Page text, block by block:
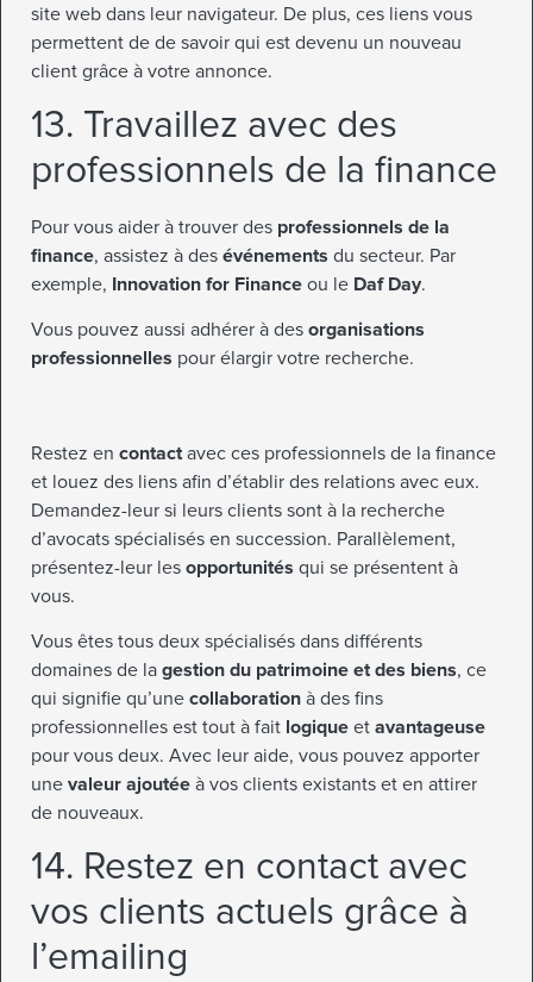
site web dans leur navigateur. De plus, ces liens vous
permettent de de savoir qui est devenu un nouveau
client grâce à votre annonce.
13. Travaillez avec des
professionnels de la finance
Pour vous aider à trouver des professionnels de la
finance, assistez à des événements du secteur. Par
exemple, Innovation for Finance ou le Daf Day.
Vous pouvez aussi adhérer à des organisations
professionnelles pour élargir votre recherche.
Restez en contactavec ces professionnels de la finance
et louez des liens afin d’établir des relations avec eux.
Demandez-leur si leurs clients sont à la recherche
d’avocats spécialisés en succession. Parallèlement,
présentez-leur les opportunités qui se présentent à
vous.
Vous êtes tous deux spécialisés dans différents
domaines de la gestion du patrimoine et des biens, ce
qui signifie qu’une collaboration à des fins
professionnelles est tout à fait logique et avantageuse
pour vous deux. Avec leur aide, vous pouvez apporter
une valeur ajoutée à vos clients existants et en attirer
de nouveaux.
14. Restez en contact avec
vos clients actuels grâce à
l’emailing